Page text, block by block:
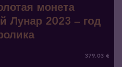
монета
Лунар 2023 – год
379,03 €